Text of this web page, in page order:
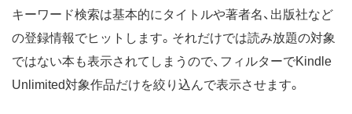
キーワード検索は基本的にタイトルや著者名、出版社など
の登録情報でヒットします。それだけでは読み放題の対象
ではない本も表示されてしまうので、フィルターでKindle
Unlimited対象作品だけを絞り込んで表示させます。